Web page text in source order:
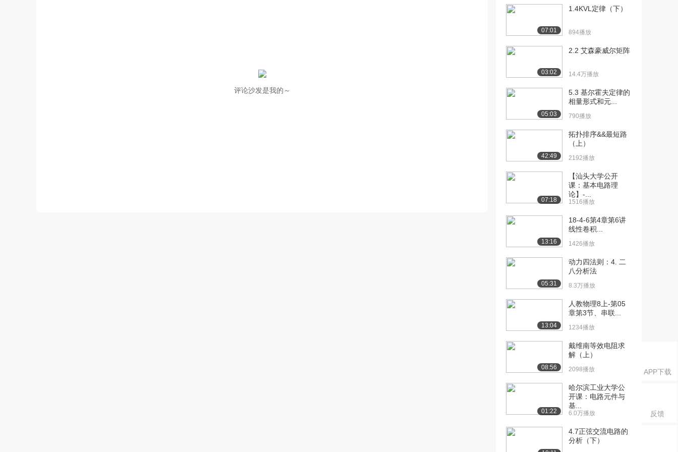
APP下载
反馈
评论沙发是我的～
[15] 分压电路
3.8万播放
06:45
[16] 分析两个电池的电阻
电路
3.6万播放
[17] 基尔霍夫电流定律
[18] 基尔霍夫电压定律 06:56
[19] 应用电路基本定律 08:08
[20] 应用电路基本定律解
电路求解部分
3.8万播放
[21] 节点电压法第一步到
3.3万播放
[22] 节点电压法第五步
[23] 网孔电流法一到三步
[24] 网孔电流法第四步求
12:19
[25] 电容的IV特性
3.8万播放
08:47
[26] 电容电流积分例题
12:54
[28] 电感反冲12 12:55
07:01
1.4KVL定律（下）
894播放
03:02
2.2 艾森豪威尔矩阵
14.4万播放
05:03
5.3 基尔霍夫定律的
相量形式和元...
790播放
42:49
拓扑排序&&最短路
（上）
2192播放
07:18
【汕头大学公开
课：基本电路理
论】-...
1516播放
13:16
18-4-6第4章第6讲
线性卷积...
1426播放
05:31
动力四法则：4. 二
八分析法
8.3万播放
13:04
人教物理8上-第05
章第3节、串联...
1234播放
08:56
戴维南等效电阻求
解（上）
2098播放
01:22
哈尔滨工业大学公
开课：电路元件与
基...
6.0万播放
4.7正弦交流电路的
分析（下）